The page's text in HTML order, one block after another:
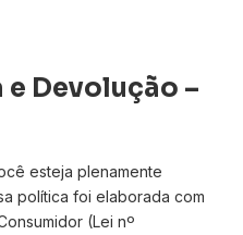
Devolução –
esteja plenamente
política foi elaborada com
(Lei nº